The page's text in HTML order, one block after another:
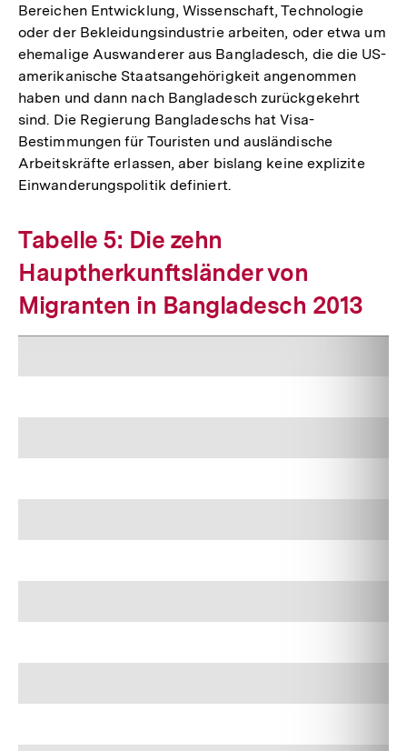
Bereichen Entwicklung, Wissenschaft, Technologie
oder der Bekleidungsindustrie arbeiten, oder etwa um
ehemalige Auswanderer aus Bangladesch, die die US-
amerikanische Staatsangehörigkeit angenommen
haben und dann nach Bangladesch zurückgekehrt
sind. Die Regierung Bangladeschs hat Visa-
Bestimmungen für Touristen und ausländische
Arbeitskräfte erlassen, aber bislang keine explizite
Einwanderungspolitik definiert.
Tabelle 5: Die zehn
Hauptherkunftsländer von
Migranten in Bangladesch 2013